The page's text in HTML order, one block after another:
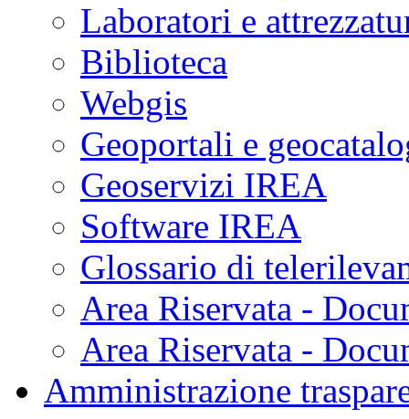
Laboratori e
Biblioteca
Webgis
Geoportali e
Geoservizi IREA
Software IREA
Glossario di
Area Riservata -
Area Riservata -
Amministrazione